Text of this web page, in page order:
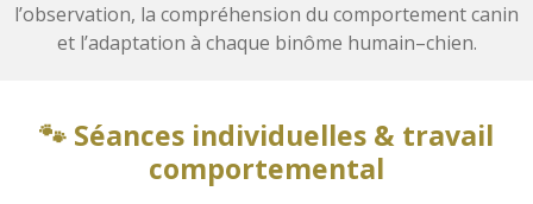
l’observation, la compréhension du comportement canin
et l’adaptation à chaque binôme humain–chien.
🐾 Séances individuelles & travail
comportemental